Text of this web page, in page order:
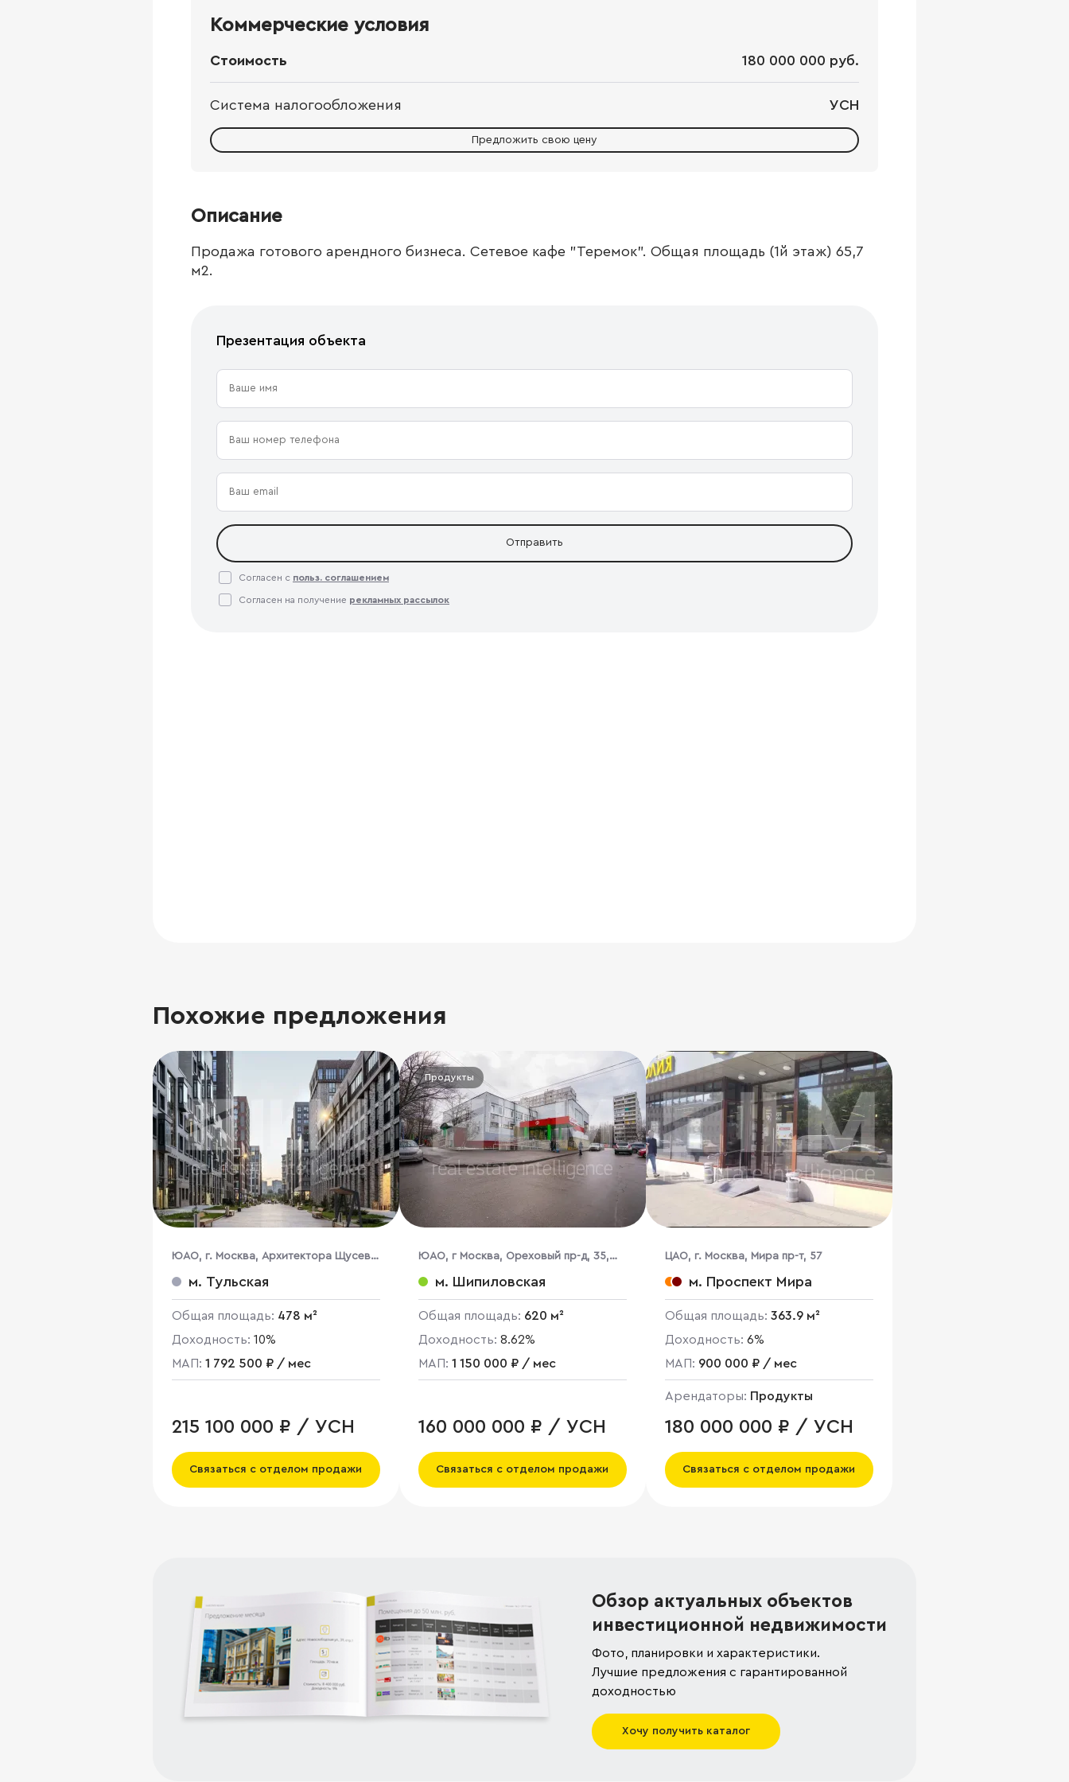
Коммерческие условия
Стоимость 180 000 000 руб.
Система налогообложения УСН
Предложить свою цену
Описание
Продажа готового арендного бизнеса. Сетевое кафе "Теремок". Общая площадь (1й этаж) 65,7
м2.
Презентация объекта
Отправить
Согласен с польз. соглашением
Согласен на получение рекламных рассылок
Похожие предложения
ЮАО, г. Москва, Архитектора Щусева
ул., 1м. Тульская
Общая площадь: 478 м²
Доходность: 10%
МАП: 1 792 500 ₽ / мес
215 100 000 ₽ / УСН
Связаться с отделом продажи
Продукты
ЮАО, г Москва, Ореховый пр-д, 35,
кор. 2м. Шипиловская
Общая площадь: 620 м²
Доходность: 8.62%
МАП: 1 150 000 ₽ / мес
160 000 000 ₽ / УСН
Связаться с отделом продажи
ЦАО, г. Москва, Мира пр-т, 57
м. Проспект Мира
Общая площадь: 363.9 м²
Доходность: 6%
МАП: 900 000 ₽ / мес
Арендаторы: Продукты
180 000 000 ₽ / УСН
Связаться с отделом продажи
Обзор актуальных объектов
инвестиционной недвижимости
Фото, планировки и характеристики.
Лучшие предложения с гарантированной
доходностью
Хочу получить каталог